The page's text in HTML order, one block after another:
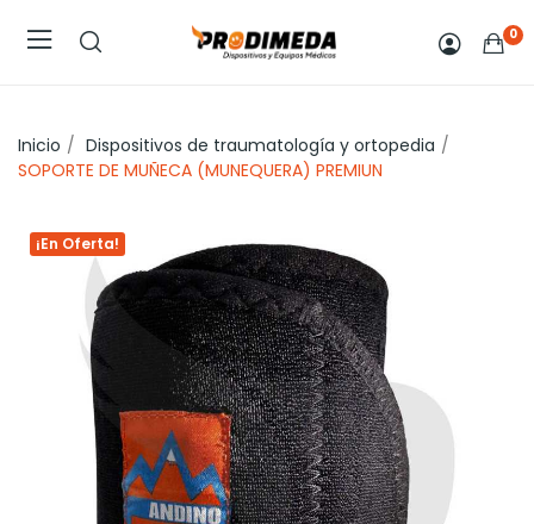
0
Inicio
Dispositivos de traumatología y ortopedia
SOPORTE DE MUÑECA (MUNEQUERA) PREMIUN
¡En Oferta!